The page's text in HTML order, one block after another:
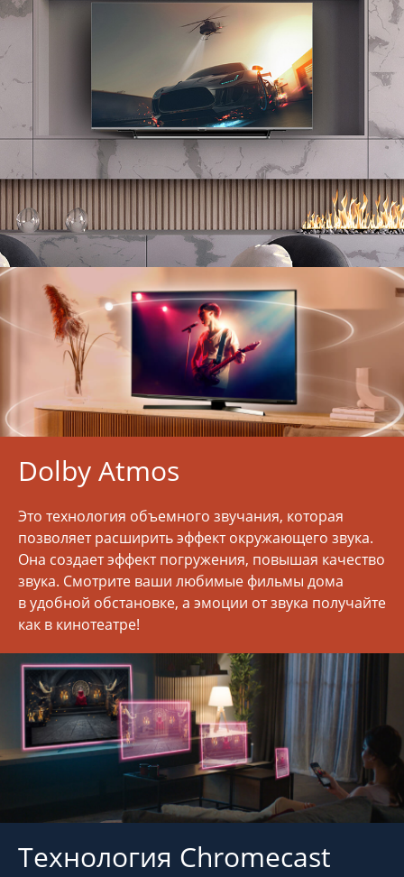
Dolby Atmos
Это технология объемного звучания, которая
позволяет расширить эффект окружающего звука.
Она создает эффект погружения, повышая качество
звука. Смотрите ваши любимые фильмы дома
в удобной обстановке, а эмоции от звука получайте
как в кинотеатре!
Технология Chromecast